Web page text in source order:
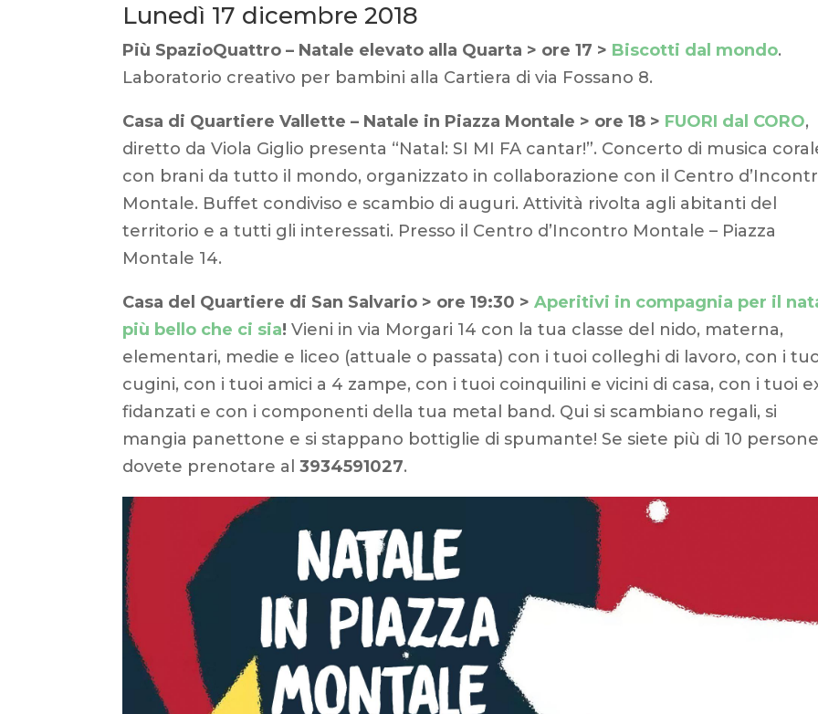
Lunedì 17 dicembre 2018
Più SpazioQuattro – Natale elevato alla Quarta > ore 17 > Biscotti dal mondo.
Laboratorio creativo per bambini alla Cartiera di via Fossano 8.
Casa di Quartiere Vallette – Natale in Piazza Montale > ore 18 > FUORI dal CORO,
diretto da Viola Giglio presenta “Natal: SI MI FA cantar!”. Concerto di musica
con brani da tutto il mondo, organizzato in collaborazione con il Centro
Montale. Buffet condiviso e scambio di auguri. Attività rivolta agli abitanti del
territorio e a tutti gli interessati. Presso il Centro d’Incontro Montale – Piazza
Montale 14.
Casa del Quartiere di San Salvario > ore 19:30 >Aperitivi in compagnia per il
più bello che ci sia! Vieni in via Morgari 14 con la tua classe del nido, materna,
elementari, medie e liceo (attuale o passata) con i tuoi colleghi di lavoro, con i
cugini, con i tuoi amici a 4 zampe, con i tuoi coinquilini e vicini di casa, con i tuoi
fidanzati e con i componenti della tua metal band. Qui si scambiano regali, si
mangia panettone e si stappano bottiglie di spumante! Se siete più di 10
dovete prenotare al3934591027.